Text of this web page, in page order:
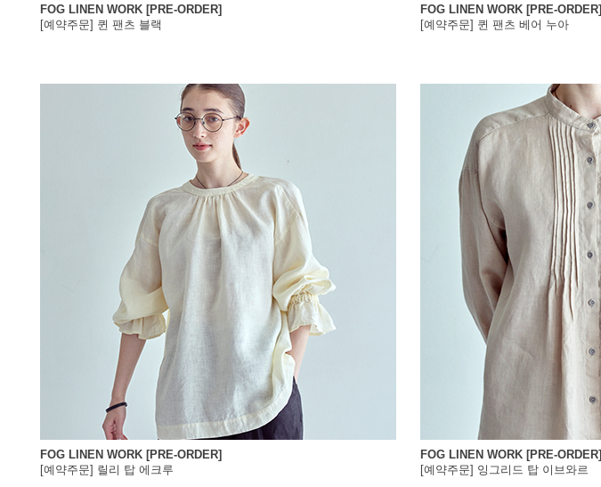
FOG LINEN WORK [PRE-ORDER]
[예약주문] 퀸 팬츠 블랙
FOG LINEN WORK [PRE-ORDER]
[예약주문] 퀸 팬츠 베어 누아
FOG LINEN WORK [PRE-ORDER]
[예약주문] 릴리 탑 에크루
FOG LINEN WORK [PRE-ORDER]
[예약주문] 잉그리드 탑 이브와르